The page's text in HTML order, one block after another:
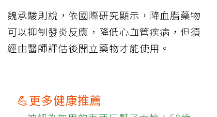
魏承駿則說，依國際研究顯示，降血脂藥物
可以抑制發炎反應，降低心血管疾病，但須
經由醫師評估後開立藥物才能使用。
💪更多健康推薦